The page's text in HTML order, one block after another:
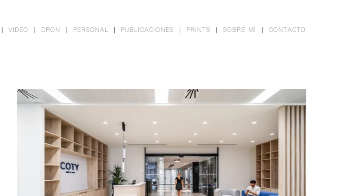
VIDEO DRON PERSONAL PUBLICACIONES PRINTS SOBRE MÍ CONTACTO